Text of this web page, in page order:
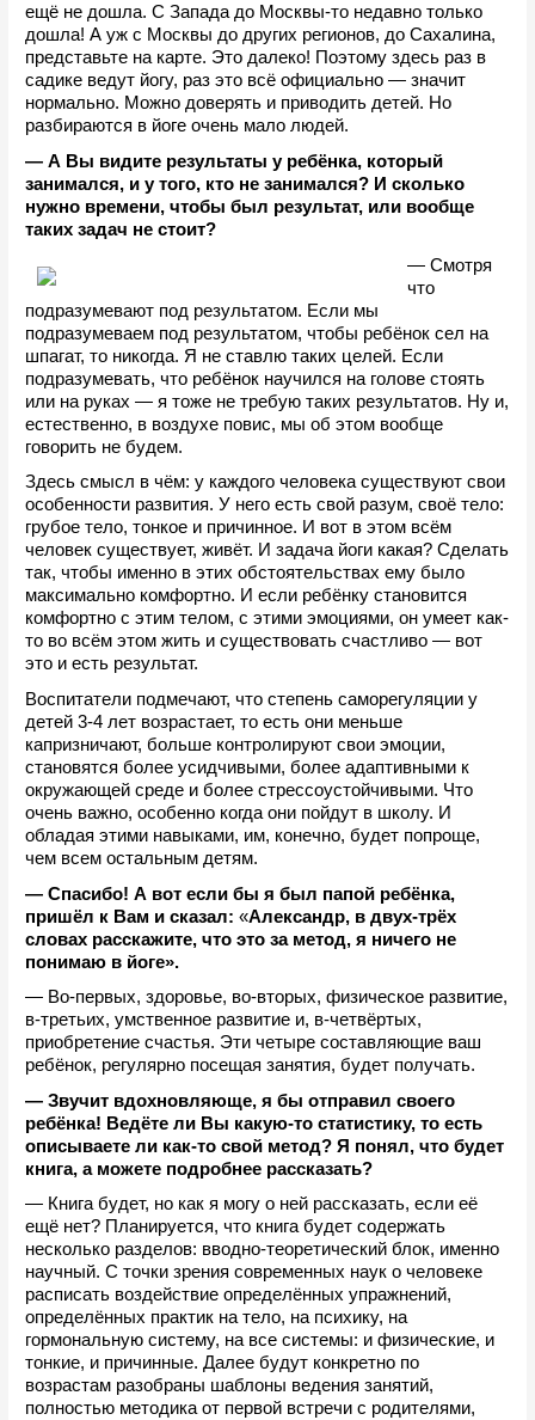
ещё не дошла. С Запада до Москвы-то недавно только
дошла! А уж с Москвы до других регионов, до Сахалина,
представьте на карте. Это далеко! Поэтому здесь раз в
садике ведут йогу, раз это всё официально — значит
нормально. Можно доверять и приводить детей. Но
разбираются в йоге очень мало людей.
— А Вы видите результаты у ребёнка, который
занимался, и у того, кто не занимался? И сколько
нужно времени, чтобы был результат, или вообще
таких задач не стоит?
— Смотря
что
подразумевают под результатом. Если мы
подразумеваем под результатом, чтобы ребёнок сел на
шпагат, то никогда. Я не ставлю таких целей. Если
подразумевать, что ребёнок научился на голове стоять
или на руках — я тоже не требую таких результатов. Ну и,
естественно, в воздухе повис, мы об этом вообще
говорить не будем.
Здесь смысл в чём: у каждого человека существуют свои
особенности развития. У него есть свой разум, своё тело:
грубое тело, тонкое и причинное. И вот в этом всём
человек существует, живёт. И задача йоги какая? Сделать
так, чтобы именно в этих обстоятельствах ему было
максимально комфортно. И если ребёнку становится
комфортно с этим телом, с этими эмоциями, он умеет как-
то во всём этом жить и существовать счастливо — вот
это и есть результат.
Воспитатели подмечают, что степень саморегуляции у
детей 3-4 лет возрастает, то есть они меньше
капризничают, больше контролируют свои эмоции,
становятся более усидчивыми, более адаптивными к
окружающей среде и более стрессоустойчивыми. Что
очень важно, особенно когда они пойдут в школу. И
обладая этими навыками, им, конечно, будет попроще,
чем всем остальным детям.
— Спасибо! А вот если бы я был папой ребёнка,
пришёл к Вам и сказал: «Александр, в двух-трёх
словах расскажите, что это за метод, я ничего не
понимаю в йоге».
— Во-первых, здоровье, во-вторых, физическое развитие,
в-третьих, умственное развитие и, в-четвёртых,
приобретение счастья. Эти четыре составляющие ваш
ребёнок, регулярно посещая занятия, будет получать.
— Звучит вдохновляюще, я бы отправил своего
ребёнка! Ведёте ли Вы какую-то статистику, то есть
описываете ли как-то свой метод? Я понял, что будет
книга, а можете подробнее рассказать?
— Книга будет, но как я могу о ней рассказать, если её
ещё нет? Планируется, что книга будет содержать
несколько разделов: вводно-теоретический блок, именно
научный. С точки зрения современных наук о человеке
расписать воздействие определённых упражнений,
определённых практик на тело, на психику, на
гормональную систему, на все системы: и физические, и
тонкие, и причинные. Далее будут конкретно по
возрастам разобраны шаблоны ведения занятий,
полностью методика от первой встречи с родителями,